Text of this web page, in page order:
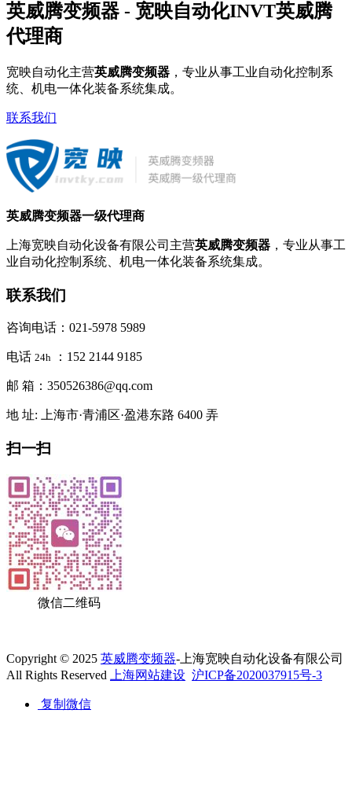
英威腾变频器 - 宽映自动化INVT英威腾
代理商
宽映自动化主营英威腾变频器 ，专业从事工业自动化控制系
统、机电一体化装备系统集成。
联系我们
英威腾变频器一级代理商
上海宽映自动化设备有限公司主营英威腾变频器 ，专业从事工
业自动化控制系统、机电一体化装备系统集成。
联系我们
咨询电话：021-5978 5989
电话 24h ：152 2144 9185
邮 箱：350526386@qq.com
地 址: 上海市·青浦区·盈港东路 6400 弄
扫一扫
微信二维码
Copyright © 2025 英威腾变频器-上海宽映自动化设备有限公司
All Rights Reserved
上海网站建设 沪ICP备2020037915号-3
复制微信